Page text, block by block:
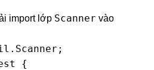
import lớp Scanner vào
{